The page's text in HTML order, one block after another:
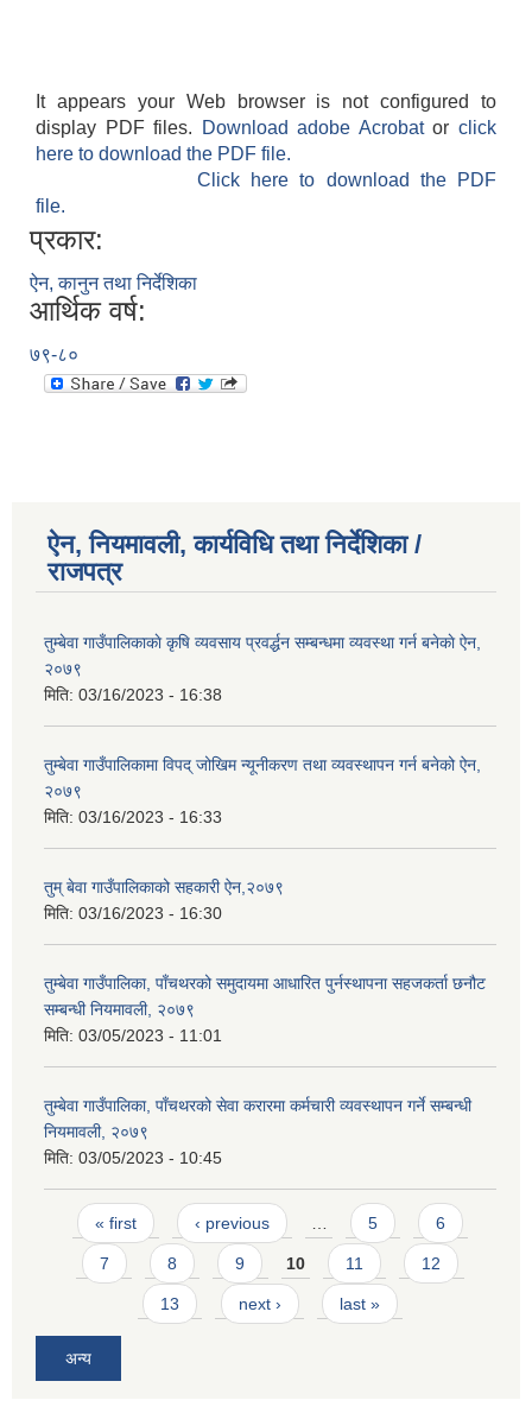
It appears your Web browser is not configured to
display PDF files.
Download adobe Acrobatorclick
here to download the PDF file.
Click here to download the PDF
file.
प्रकार:
ऐन, कानुन तथा निर्देशिका
आर्थिक वर्ष:
७९-८०
ऐन, नियमावली, कार्यविधि तथा निर्देशिका /
राजपत्र
तुम्बेवा गाउँपालिकाकाे कृषि व्यवसाय प्रवर्द्धन सम्बन्धमा व्यवस्था गर्न बनेकाे ऐन,
२०७९
मिति: 03/16/2023 - 16:38
तुम्बेवा गाउँपालिकामा विपद् जोखिम न्यूनीकरण तथा व्यवस्थापन गर्न बनेको ऐन,
२०७९
मिति: 03/16/2023 - 16:33
तुम् बेवा गाउँपालिकाको सहकारी ऐन,२०७९
मिति: 03/16/2023 - 16:30
तुम्बेवा गाउँपालिका, पाँचथरको समुदायमा आधारित पुर्नस्थापना सहजकर्ता छनौट
सम्बन्धी नियमावली, २०७९
मिति: 03/05/2023 - 11:01
तुम्बेवा गाउँपालिका, पाँचथरको सेवा करारमा कर्मचारी व्यवस्थापन गर्ने सम्बन्धी
नियमावली, २०७९
मिति: 03/05/2023 - 10:45
Pages
« first ‹ previous 5 6
7 8 9 10 11 12
13 next › last »
अन्य